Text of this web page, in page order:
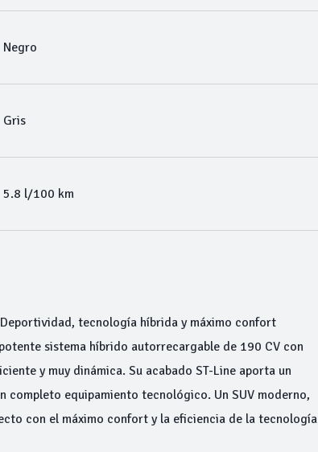
Negro
Gris
5.8 l/100 km
Deportividad, tecnología híbrida y máximo confort
sistema híbrido autorrecargable de 190 CV con
y muy dinámica. Su acabado ST-Line aporta un
equipamiento tecnológico. Un SUV moderno,
con el máximo confort y la eficiencia de la tecnología